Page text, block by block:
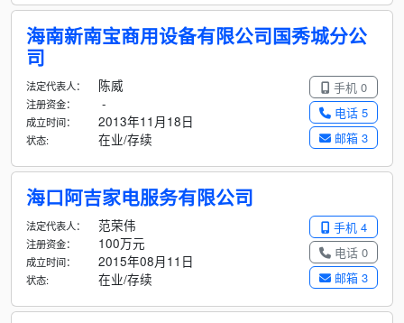
海南新南宝商用设备有限公司国秀城分公
司
手机 0
电话 5
邮箱 3
法定代表人： 陈威
注册资金： -
成立时间： 2013年11月18日
状态: 在业/存续
海口阿吉家电服务有限公司
手机 4
电话 0
邮箱 3
法定代表人： 范荣伟
注册资金： 100万元
成立时间： 2015年08月11日
状态: 在业/存续